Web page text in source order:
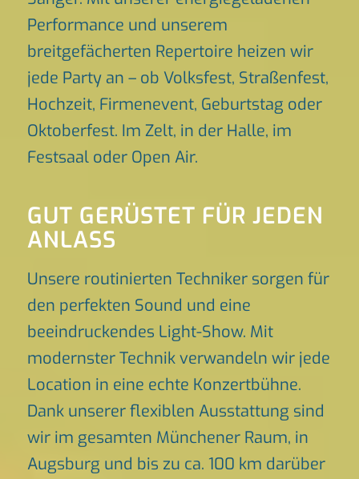
Performance und unserem
breitgefächerten Repertoire heizen wir
jede Party an – ob Volksfest, Straßenfest,
Hochzeit, Firmenevent, Geburtstag oder
Oktoberfest. Im Zelt, in der Halle, im
Festsaal oder Open Air.
GUT GERÜSTET FÜR JEDEN
ANLASS
Unsere routinierten Techniker sorgen für
den perfekten Sound und eine
beeindruckendes Light-Show. Mit
modernster Technik verwandeln wir jede
Location in eine echte Konzertbühne.
Dank unserer flexiblen Ausstattung sind
wir im gesamten Münchener Raum, in
Augsburg und bis zu ca. 100 km darüber